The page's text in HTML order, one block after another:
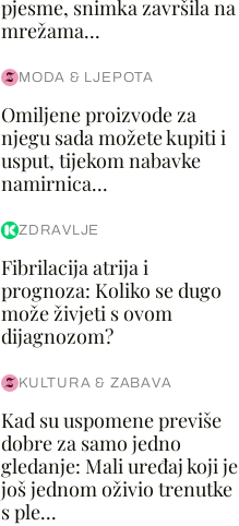
pjesme, snimka završila na
mrežama...
MODA & LJEPOTA
Omiljene proizvode za
njegu sada možete kupiti i
usput, tijekom nabavke
namirnica...
ZDRAVLJE
Fibrilacija atrija i
prognoza: Koliko se dugo
može živjeti s ovom
dijagnozom?
KULTURA & ZABAVA
Kad su uspomene previše
dobre za samo jedno
gledanje: Mali uređaj koji je
još jednom oživio trenutke
s ple...